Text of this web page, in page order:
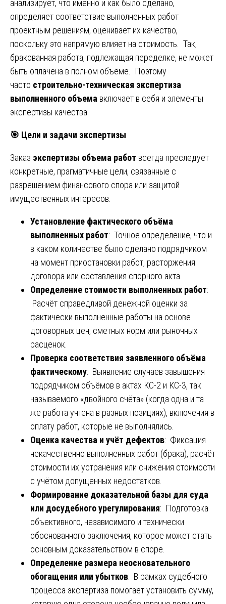
анализирует, что именно и как было сделано,
определяет соответствие выполненных работ
проектным решениям, оценивает их качество,
поскольку это напрямую влияет на стоимость. Так,
бракованная работа, подлежащая переделке, не может
быть оплачена в полном объёме. Поэтому
часто строительно-техническая экспертиза
выполненного объема включает в себя и элементы
экспертизы качества.
🎯 Цели и задачи экспертизы
Заказ экспертизы объема работ всегда преследует
конкретные, прагматичные цели, связанные с
разрешением финансового спора или защитой
имущественных интересов.
Установление фактического объёма
выполненных работ: Точное определение, что и
в каком количестве было сделано подрядчиком
на момент приостановки работ, расторжения
договора или составления спорного акта.
Определение стоимости выполненных работ:
Расчёт справедливой денежной оценки за
фактически выполненные работы на основе
договорных цен, сметных норм или рыночных
расценок.
Проверка соответствия заявленного объёма
фактическому: Выявление случаев завышения
подрядчиком объёмов в актах КС-2 и КС-3, так
называемого «двойного счёта» (когда одна и та
же работа учтена в разных позициях), включения в
оплату работ, которые не выполнялись.
Оценка качества и учёт дефектов: Фиксация
некачественно выполненных работ (брака), расчёт
стоимости их устранения или снижения стоимости
с учётом допущенных недостатков.
Формирование доказательной базы для суда
или досудебного урегулирования: Подготовка
объективного, независимого и технически
обоснованного заключения, которое может стать
основным доказательством в споре.
Определение размера неосновательного
обогащения или убытков: В рамках судебного
процесса экспертиза помогает установить сумму,